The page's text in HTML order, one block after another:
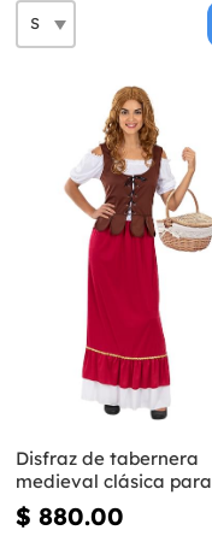
Disfraz de tabernera
medieval clásica para
mujer talla grande
$ 880.00